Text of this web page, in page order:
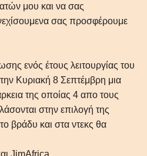
μου και να σας
σας προσφέρουμε
ενός έτους λειτουργίας του
Κυριακή 8 Σεπτέμβρη μια
της οποίας 4 απο τους
στην επιλογή της
βράδυ και στα ντεκς θα
JimAfrica.